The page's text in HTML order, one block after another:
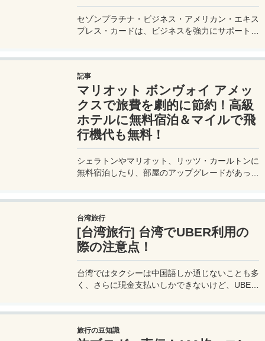
セゾンプラチナ・ビジネス・アメリカン・エキス
プレス・カードは、ビジネスを強力にサポートす
最適です。初年度の年会費無料も魅力。ステータ
スと実用性を兼ね備えたビジネスカードで、あな
たのビジネスをワンランクアップさせませんか？
記事
マリオット ボンヴォイ アメッ
クスで旅費を劇的に節約！高級
ホテルに無料宿泊＆マイルで飛
行機代も無料！
シェラトンやマリオット、リッツ・カールトンに
無料宿泊したり、部屋のアップグレードがあった
カード 」の魅力とメリット、デメリットを交え
詳しく紹介していきたい。
台湾旅行
[台湾旅行] 台湾でUBER利用の
際の注意点！
台湾ではタクシーは中国語しか通じないことも多
く、さらに現金支払いしかできないけど、UBER
舞われることもあるので注意が必要だ。
旅行の豆知識